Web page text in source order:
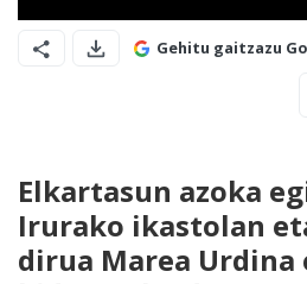
Gehitu gaitzazu
Elkartasun azoka
Irurako ikastolan
dirua Marea